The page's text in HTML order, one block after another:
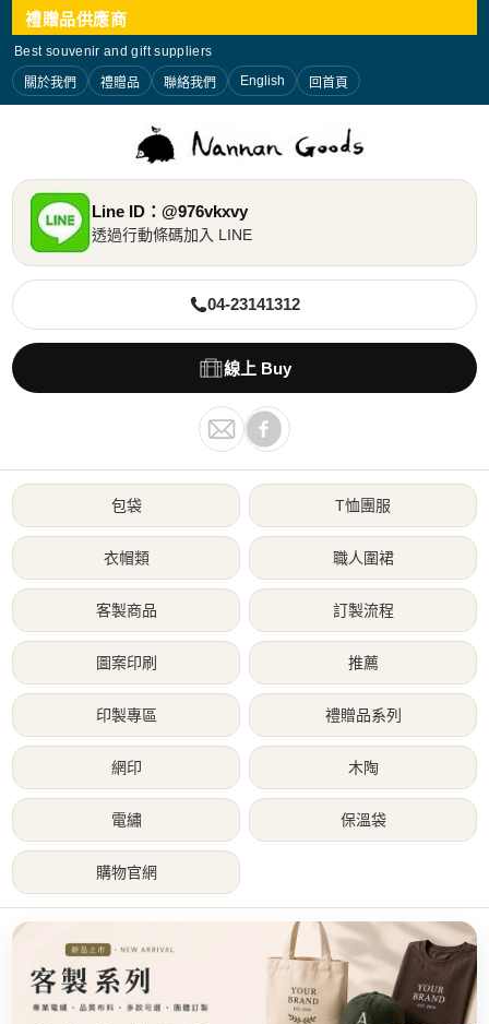
禮贈品供應商
Best souvenir and gift suppliers
關於我們 禮贈品 聯絡我們 English 回首頁
Line ID：@976vkxvy
透過行動條碼加入 LINE
04-23141312
線上 Buy
包袋 T恤團服
衣帽類 職人圍裙
客製商品 訂製流程
圖案印刷 推薦
印製專區 禮贈品系列
網印 木陶
電繡 保溫袋
購物官網